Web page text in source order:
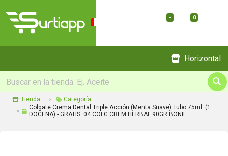
- 0
Horizontal
Tienda
Categoría
Colgate Crema Dental Triple Acción (Menta Suave) Tubo 75ml. (1
DOCENA) - GRATIS: 04 COLG CREM HERBAL 90GR BONIF